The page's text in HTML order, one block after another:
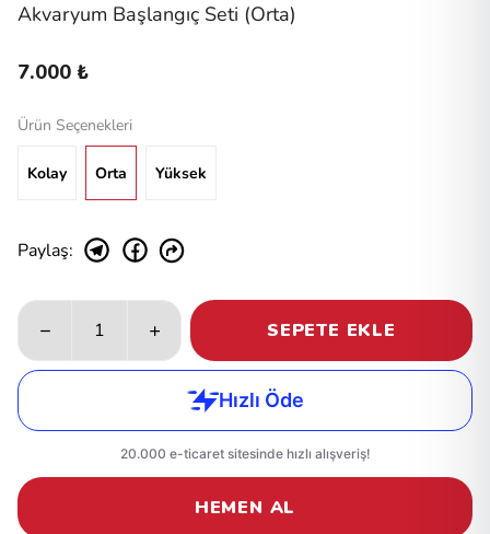
Akvaryum Başlangıç Seti (Orta)
7.000 ₺
Ürün Seçenekleri
Kolay Orta Yüksek
Paylaş:
SEPETE EKLE
HEMEN AL